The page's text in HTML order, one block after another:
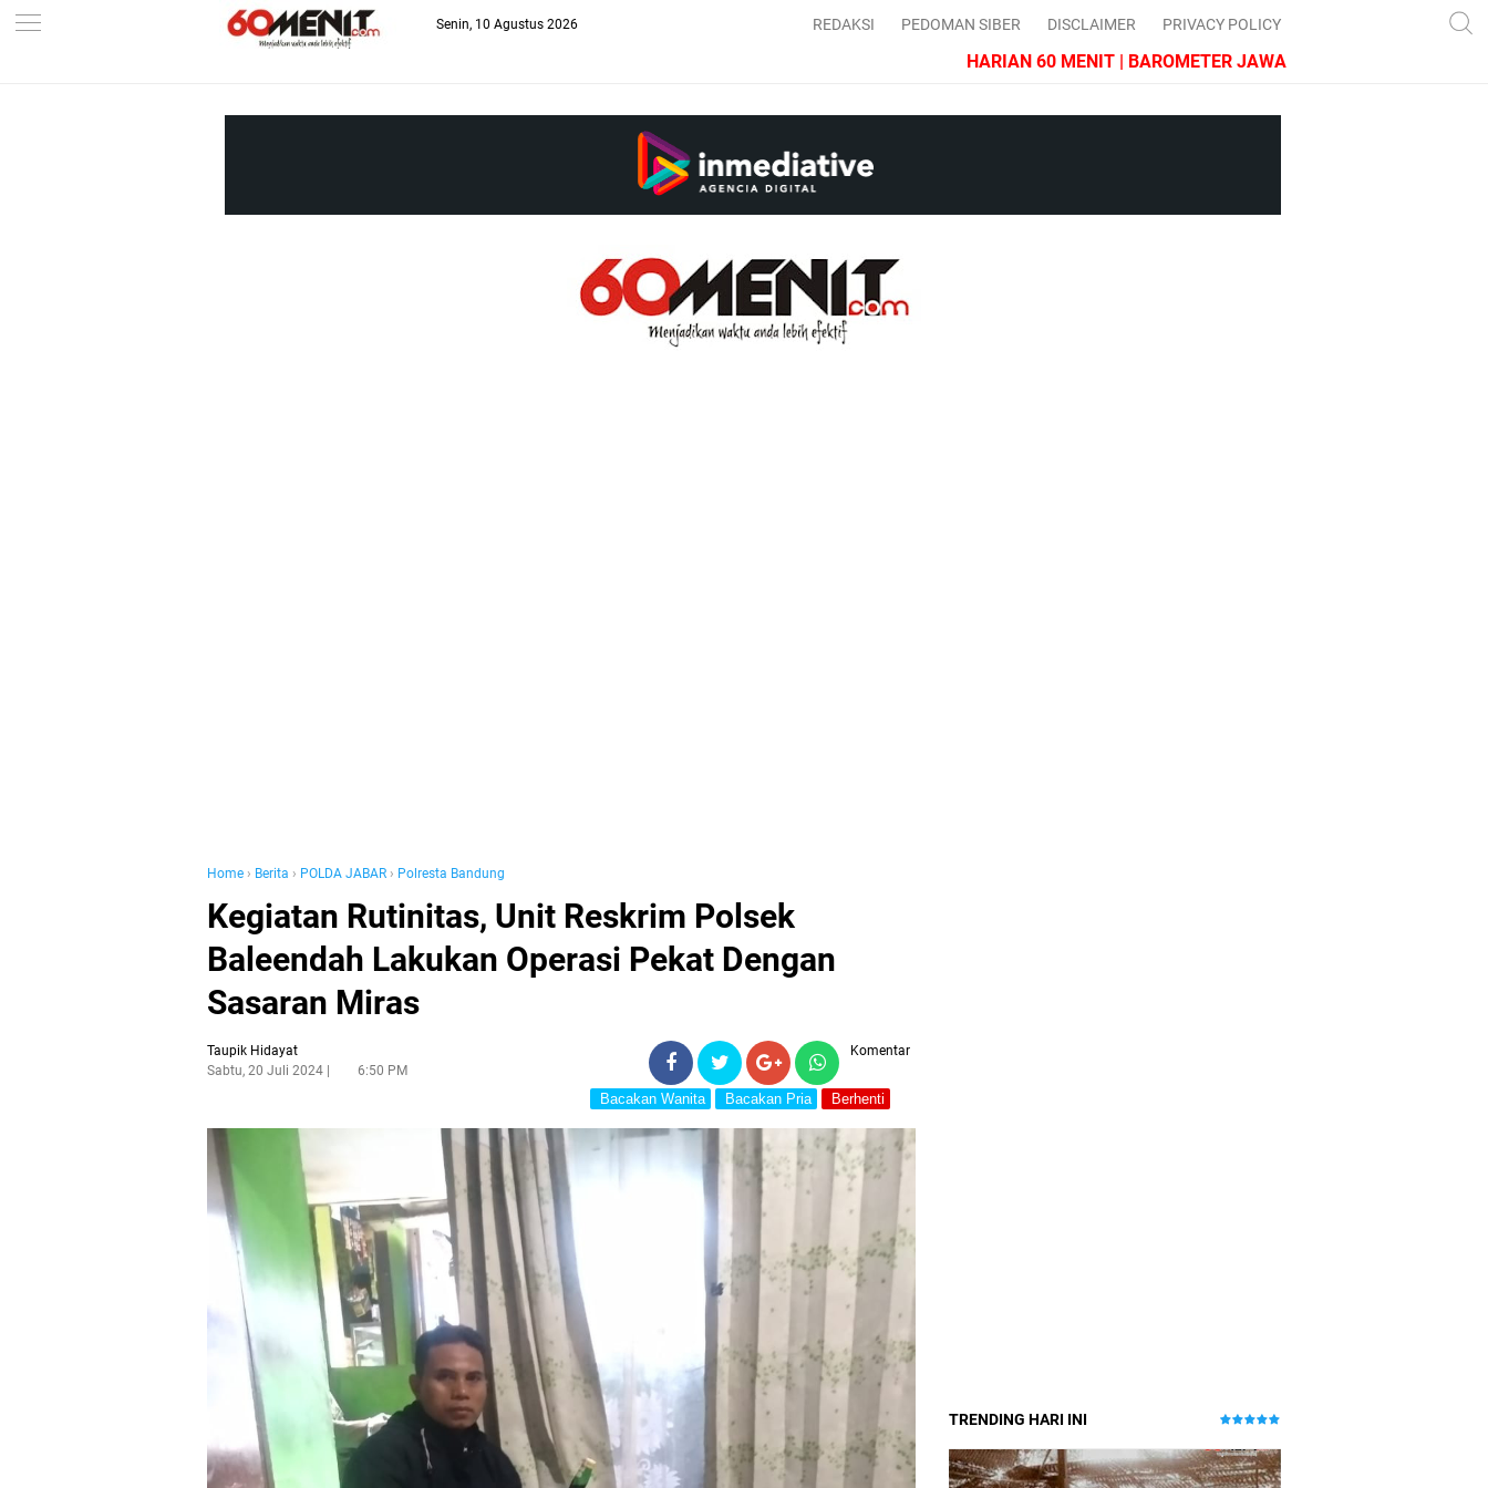
--> Senin, 10 Agustus 2026 REDAKSI PEDOMAN SIBER DISCLAIMER PRIVACY POLICY
HARIAN 60 MENIT | BAROMETER JAWA BARAT
Home › Berita › POLDA JABAR › Polresta Bandung
Kegiatan Rutinitas, Unit Reskrim Polsek
Baleendah Lakukan Operasi Pekat Dengan
Sasaran Miras
Taupik Hidayat
Sabtu, 20 Juli 2024
6:50 PM
Komentar
Bacakan Wanita Bacakan Pria Berhenti
TRENDING HARI INI